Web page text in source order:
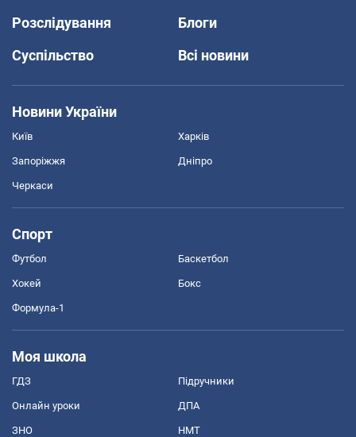
Розслідування
Блоги
Суспільство
Всі новини
Новини України
Київ Харків
Запоріжжя Дніпро
Черкаси
Спорт
Футбол Баскетбол
Хокей Бокс
Формула-1
Моя школа
ГДЗ Підручники
Онлайн уроки ДПА
ЗНО НМТ